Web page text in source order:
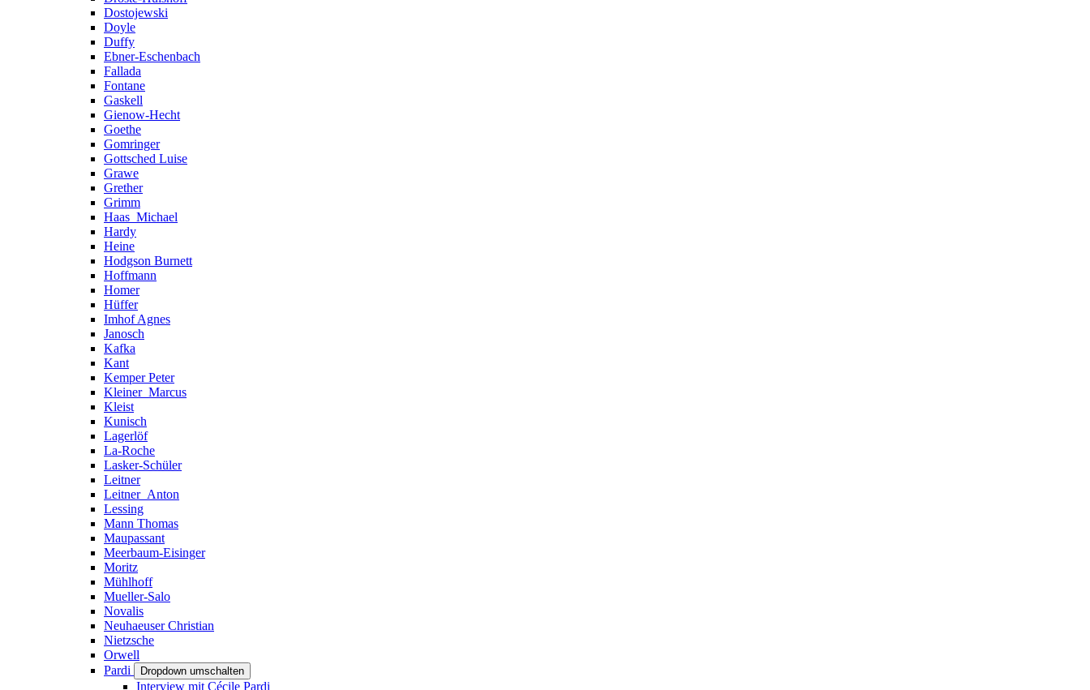
Dostojewski
Doyle
Duffy
Ebner-Eschenbach
Fallada
Fontane
Gaskell
Gienow-Hecht
Goethe
Gomringer
Gottsched Luise
Grawe
Grether
Grimm
Haas_Michael
Hardy
Heine
Hodgson Burnett
Hoffmann
Homer
Hüffer
Imhof Agnes
Janosch
Kafka
Kant
Kemper Peter
Kleiner_Marcus
Kleist
Kunisch
Lagerlöf
La-Roche
Lasker-Schüler
Leitner
Leitner_Anton
Lessing
Mann Thomas
Maupassant
Meerbaum-Eisinger
Moritz
Mühlhoff
Mueller-Salo
Novalis
Neuhaeuser Christian
Nietzsche
Orwell
Pardi
Dropdown umschalten
Interview mit Cécile Pardi